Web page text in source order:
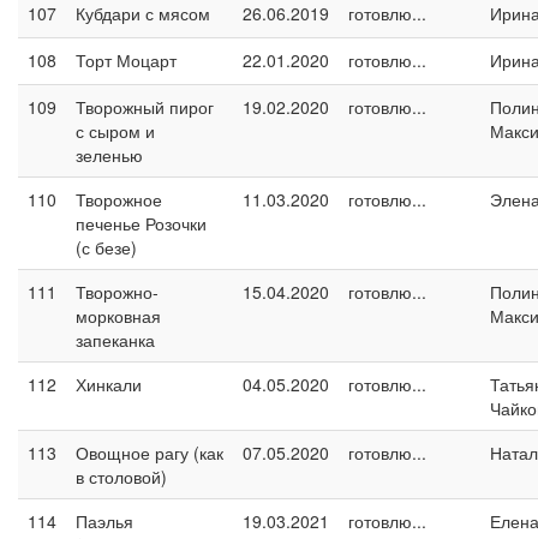
107
Кубдари с мясом 26.06.2019 готовлю...
108
Торт Моцарт 22.01.2020 готовлю...
109
Творожный пирог
с сыром и
зеленью
19.02.2020 готовлю...
110
Творожное
печенье Розочки
(с безе)
11.03.2020 готовлю...
111
Творожно-
морковная
запеканка
15.04.2020 готовлю...
112 Хинкали 04.05.2020 готовлю...
113
Овощное рагу (как
в столовой)
07.05.2020 готовлю...
114
Паэлья
19.03.2021 готовлю... Елена